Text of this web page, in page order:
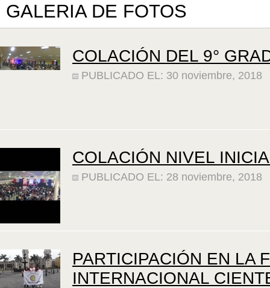
GALERIA DE FOTOS
COLACIÓN DEL 9°
PUBLICADO EL: 30 noviembre, 2018
COLACIÓN NIVEL
PUBLICADO EL: 28 noviembre, 2018
PARTICIPACIÓN EN LA
INTERNACIONAL